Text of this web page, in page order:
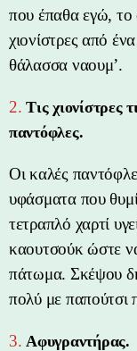
που έπαθα εγώ, το
χιονίστρες από
θάλασσα ναουμ’.
2. Τις χιονίστρες
παντόφλες.
Οι καλές
υφάσματα που
τετραπλό χαρτί
καουτσούκ ώστε
πάτωμα. Σκέψου
πολύ με παπούτσι
3. Αφυγραντήρας.